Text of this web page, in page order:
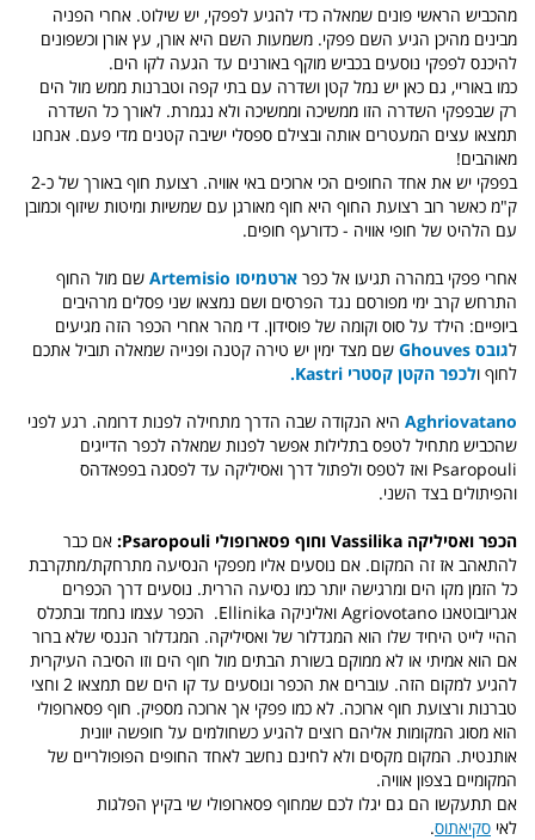
מהכביש הראשי פונים שמאלה כדי להגיע לפפקי, יש שילוט. אחרי הפניה
מבינים מהיכן הגיע השם פפקי. משמעות השם היא אורן, עץ אורן וכשפונים
להיכנס לפפקי נוסעים בכביש מוקף באורנים עד הגעה לקו הים.
כמו באוריי, גם כאן יש נמל קטן ושדרה עם בתי קפה וטברנות ממש מול הים
רק שבפפקי השדרה הזו ממשיכה וממשיכה ולא נגמרת. לאורך כל השדרה
תמצאו עצים המעטרים אותה ובצילם ספסלי ישיבה קטנים מדי פעם. אנחנו
מאוהבים!
בפפקי יש את אחד החופים הכי ארוכים באי אוויה. רצועת חוף באורך של כ-2
ק"מ כאשר רוב רצועת החוף היא חוף מאורגן עם שמשיות ומיטות שיזוף וכמובן
עם הלהיט של חופי אוויה - כדורעף חופים.
אחרי פפקי במהרה תגיעו אל כפר ארטמיסו Artemisio
שם מול החוף
התרחש קרב ימי מפורסם נגד הפרסים ושם נמצאו שני פסלים מרהיבים
ביופיים: הילד על סוס וקומה של פוסידון. די מהר אחרי הכפר הזה מגיעים
לגובס Ghouves
שם מצד ימין יש טירה קטנה ופנייה שמאלה תוביל אתכם
לחוף ולכפר הקטן קסטרי Kastri.
Aghriovatano היא הנקודה שבה הדרך מתחילה לפנות דרומה. רגע לפני
שהכביש מתחיל לטפס בתלילות אפשר לפנות שמאלה לכפר הדייגים
Psaropouli ואז לטפס ולפתול דרך ואסיליקה עד לפסגה בפפאדהס
והפיתולים בצד השני.
הכפר ואסיליקה Vassilika וחוף פסארופולי Psaropouli:
אם כבר
להתאהב אז זה המקום. אם נוסעים אליו מפפקי הנסיעה מתרחקת/מתקרבת
כל הזמן מקו הים ומרגישה יותר כמו נסיעה הררית. נוסעים דרך הכפרים
אגריובוטאנו Agriovotano ואליניקה Ellinika. הכפר עצמו נחמד ובתכלס
ההיי לייט היחיד שלו הוא המגדלור של ואסיליקה. המגדלור הננסי שלא ברור
אם הוא אמיתי או לא ממוקם בשורת הבתים מול חוף הים וזו הסיבה העיקרית
להגיע למקום הזה. עוברים את הכפר ונוסעים עד קו הים שם תמצאו 2 וחצי
טברנות ורצועת חוף ארוכה. לא כמו פפקי אך ארוכה מספיק. חוף פסארופולי
הוא מסוג המקומות אליהם רוצים להגיע כשחולמים על חופשה יוונית
אותנטית. המקום מקסים ולא לחינם נחשב לאחד החופים הפופולריים של
המקומיים בצפון אוויה.
אם תתעקשו הם גם יגלו לכם שמחוף פסארופולי שי בקיץ הפלגות
לאי סקיאתוס.